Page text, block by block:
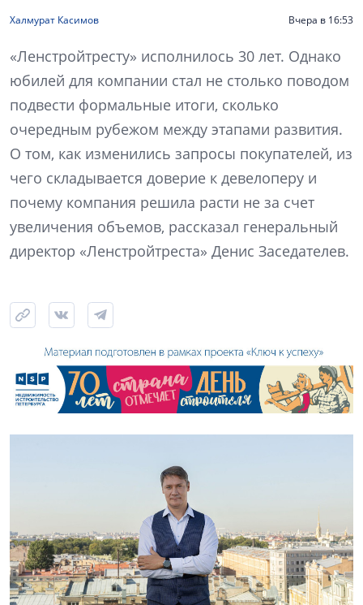
Халмурат Касимов Вчера в 16:53
«Ленстройтресту» исполнилось 30 лет. Однако
юбилей для компании стал не столько поводом
подвести формальные итоги, сколько
очередным рубежом между этапами развития.
О том, как изменились запросы покупателей, из
чего складывается доверие к девелоперу и
почему компания решила расти не за счет
увеличения объемов, рассказал генеральный
директор «Ленстройтреста» Денис Заседателев.